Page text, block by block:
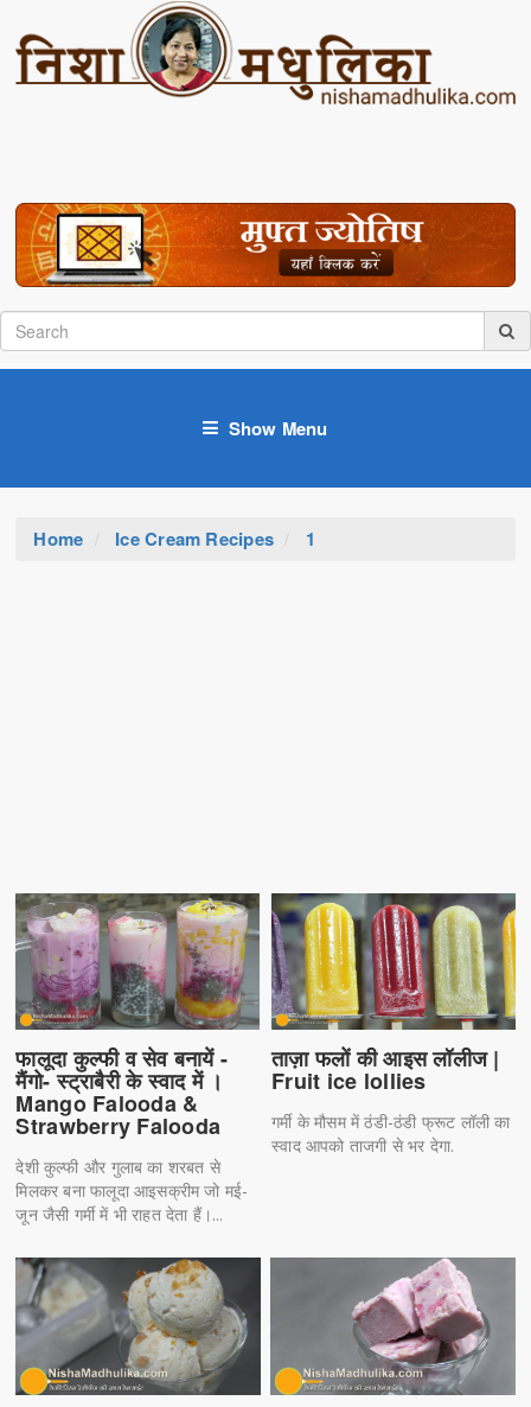
Show Menu
Home Ice Cream Recipes 1
फालूदा कुल्फी व सेव बनायें -
मैंगो- स्ट्राबैरी के स्वाद में ।
Mango Falooda &
Strawberry Falooda
देशी कुल्फी और गुलाब का शरबत से
मिलकर बना फालूदा आइसक्रीम जो मई-
जून जैसी गर्मी में भी राहत देता हैं।...
ताज़ा फलों की आइस लॉलीज |
Fruit ice lollies
गर्मी के मौसम में ठंडी-ठंडी फ्रूट लॉली का
स्वाद आपको ताजगी से भर देगा.